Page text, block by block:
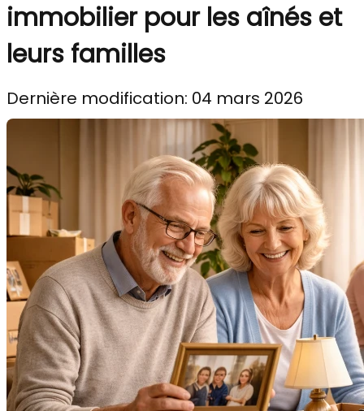
immobilier pour les aînés et
leurs familles
Dernière modification: 04 mars 2026